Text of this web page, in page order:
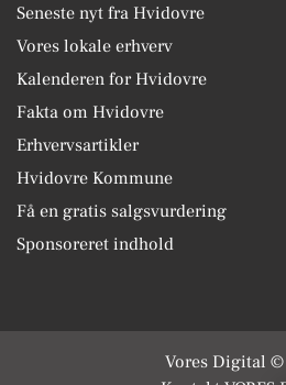
Seneste nyt fra Hvidovre
Vores lokale erhverv
Kalenderen for Hvidovre
Fakta om Hvidovre
Erhvervsartikler
Hvidovre Kommune
Få en gratis salgsvurdering
Sponsoreret indhold
Vores Digital